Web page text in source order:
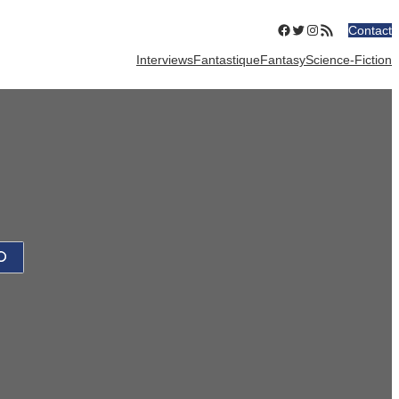
Facebook
Twitter
Instagram
Flux RSSContact
InterviewsFantastiqueFantasyScience-Fiction